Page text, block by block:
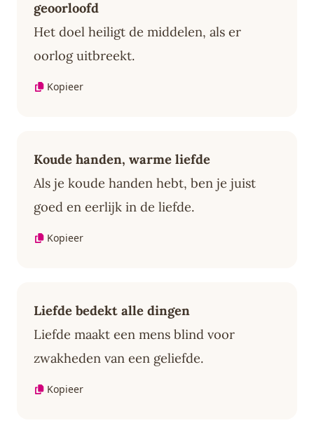
geoorloofd
Het doel heiligt de middelen, als er
oorlog uitbreekt.
Kopieer
Koude handen, warme liefde
Als je koude handen hebt, ben je juist
goed en eerlijk in de liefde.
Kopieer
Liefde bedekt alle dingen
Liefde maakt een mens blind voor
zwakheden van een geliefde.
Kopieer